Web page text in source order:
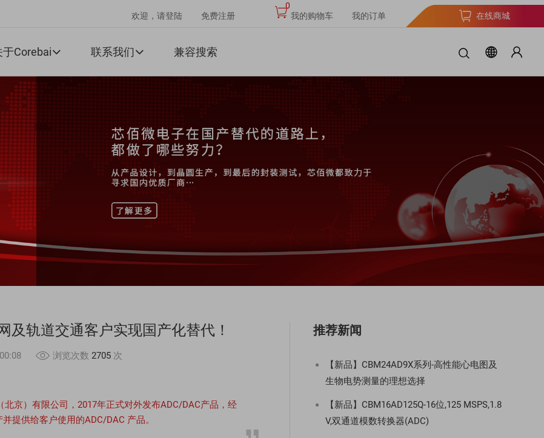
欢迎，请登陆 免费注册
0
我的购物车
我的订单 在线商城
于Corebai  联系我们  兼容搜索
及轨道交通客户实现国产化替代！
浏览次数 2705次
京）有限公司，2017年正式对外发布ADC/DAC产品，经
提供给客户使用的ADC/DAC 产品。
推荐新闻
【新品】CBM24AD9X系列-高性能心电图及
生物电势测量的理想选择
【新品】CBM16AD125Q-16位,125 MSPS,1.8
V,双通道模数转换器(ADC)